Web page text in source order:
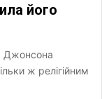
його
Джонсона
ж релігійним